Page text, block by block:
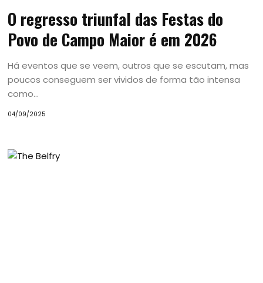
O regresso triunfal das Festas do
Povo de Campo Maior é em 2026
Há eventos que se veem, outros que se escutam, mas
poucos conseguem ser vividos de forma tão intensa
como...
04/09/2025